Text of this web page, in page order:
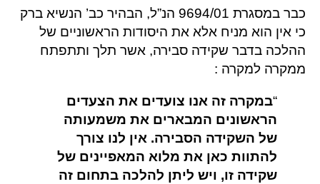
כבר במסגרת 9694/01 הנ”ל, הבהיר כב’ הנשיא ברק
כי אין הוא מניח אלא את היסודות הראשוניים של
ההלכה בדבר שקידה סבירה, אשר תלך ותתפתח
ממקרה למקרה :
“במקרה זה אנו צועדים את הצעדים
הראשונים המבארים את משמעותה
של השקידה הסבירה. אין לנו צורך
להתוות כאן את מלוא המאפיינים של
שקידה זו, ויש ליתן להלכה בתחום זה